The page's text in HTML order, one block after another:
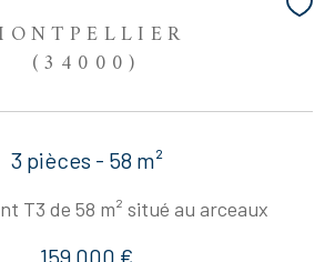
(34000)
3 pièces - 58 m²
T3 de 58 m² situé au arceaux
159 000 €